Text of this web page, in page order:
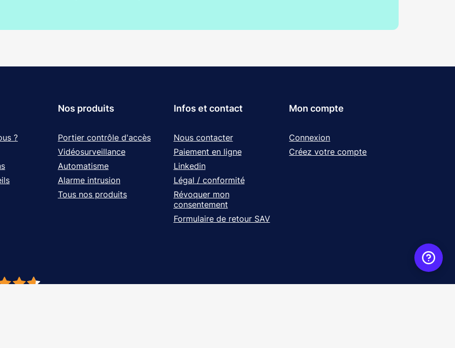
?
Nos produits
Portier contrôle d'accès
Vidéosurveillance
Automatisme
Alarme intrusion
Tous nos produits
Infos et contact
Nous contacter
Paiement en ligne
Linkedin
Légal / conformité
Révoquer mon
consentement
Formulaire de retour SAV
Mon compte
Connexion
Créez votre compte